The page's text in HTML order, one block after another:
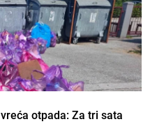
otpada: Za tri sata